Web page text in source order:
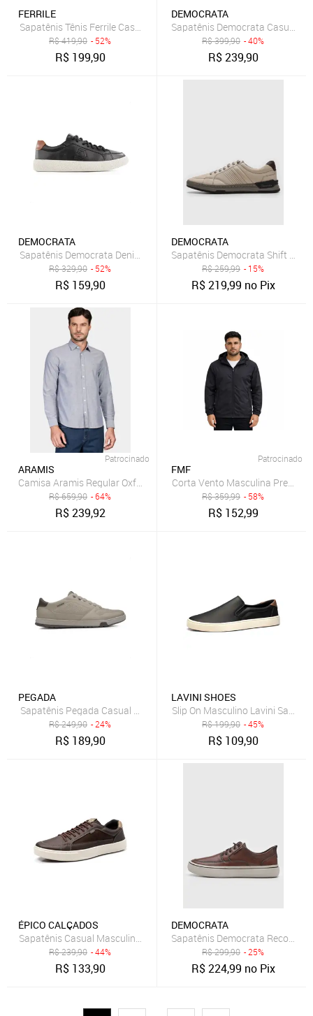
FERRILE
Sapatênis Tênis Ferrile Casual Em Couro Preto 15300
R$419,90 - 52%
R$ 199,90
DEMOCRATA
Sapatênis Democrata Casual
R$399,90 - 40%
R$239,90
DEMOCRATA
Sapatênis Democrata Denim Bora Masculino Preto
R$329,90 - 52%
R$ 159,90
DEMOCRATA
Sapatênis Democrata Shift Neve
R$259,99 - 15%
R$219,99 no Pix
Patrocinado
ARAMIS
Camisa Aramis Regular Oxford Marinho
R$659,90 - 64%
R$239,92
Patrocinado
FMF
R$359,99 - 58%
R$ 152,99
PEGADA
Sapatênis Pegada Casual Element Masculino Bege
R$249,90 - 24%
R$ 189,90
LAVINI SHOES
Slip On Masculino Lavini
R$199,90 - 45%
R$ 109,90
ÉPICO CALÇADOS
Sapatênis Casual Masculino Bredeni Conforto Dia a Dia Macio
R$239,90 - 44%
R$ 133,90
DEMOCRATA
Sapatênis Democrata Recortes
R$299,90 - 25%
R$224,99 no Pix